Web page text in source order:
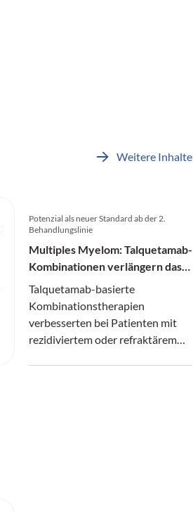
Weitere Inhalte
Potenzial als neuer Standard ab der 2.
Behandlungslinie
Multiples Myelom: Talquetamab-
Kombinationen verlängern das
Überleben
Talquetamab-basierte
Kombinationstherapien
verbesserten bei Patienten mit
rezidiviertem oder refraktärem